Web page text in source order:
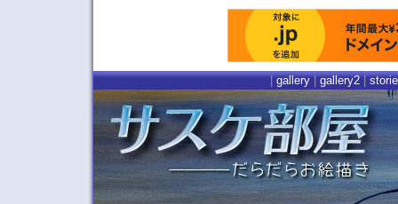
gallery gallery2